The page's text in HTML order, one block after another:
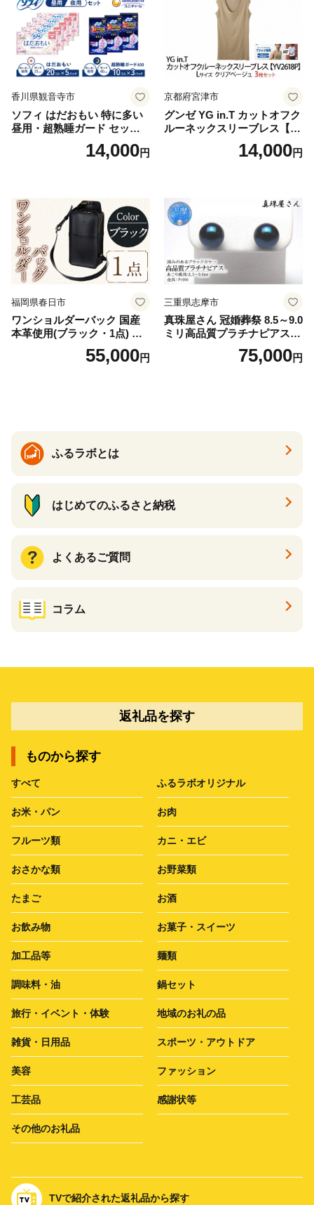
香川県観音寺市
ソフィ はだおもい 特に多い
昼用・超熟睡ガード セット
羽付き ナプキン 生理用品 サ
ニタリー ユニ・チャーム
14,000円
京都府宮津市
グンゼ YG in.T カットオフク
ルーネックスリーブレス【Y
V2618P】Lサイズ クリアベ
ージュ3枚セット [№5716-04
14,000円
福岡県春日市
ワンショルダーバック 国産
本革使用(ブラック・1点) 鞄
バック バッグ カバン レザー
国産 日本製 牛革 黒 革 革製
55,000円
三重県志摩市
真珠屋さん 冠婚葬祭 8.5～9.0
ミリ高品質プラチナピアス P
t900 志摩産アコヤ真珠 ブラ
ックパール 黒真珠75,000円
ふるラボとは
はじめてのふるさと納税
よくあるご質問
コラム
返礼品を探す
ものから探す
すべて ふるラボオリジナル
お米・パン お肉
フルーツ類 カニ・エビ
おさかな類 お野菜類
たまご お酒
お飲み物 お菓子・スイーツ
加工品等 麺類
調味料・油 鍋セット
旅行・イベント・体験 地域のお礼の品
雑貨・日用品 スポーツ・アウトドア
美容 ファッション
工芸品 感謝状等
その他のお礼品
TVで紹介された返礼品から探す